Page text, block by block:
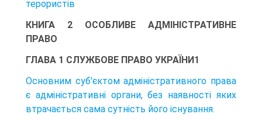
терористів
КНИГА 2 ОСОБЛИВЕ АДМІНІСТРАТИВНЕ
ПРАВО
ГЛАВА 1 СЛУЖБОВЕ ПРАВО УКРАЇНИ1
Основним суб'єктом адміністративного права
є адміністративні органи, без наявності яких
втрачається сама сутність його існування.